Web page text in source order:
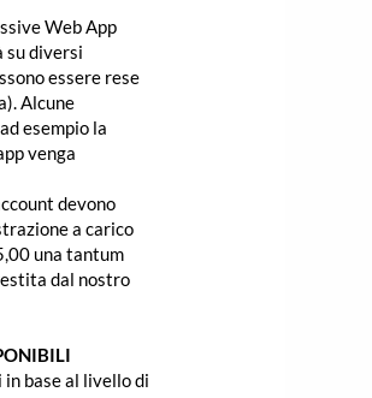
Web App
su diversi
essere rese
Alcune
esempio la
venga
devono
a carico
una tantum
dal nostro
base al livello di